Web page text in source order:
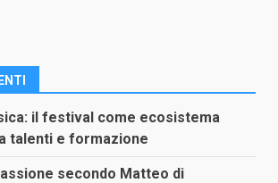
il festival come ecosistema
talenti e formazione
secondo Matteo di